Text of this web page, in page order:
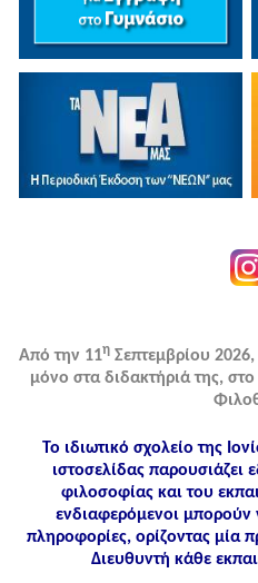
Από την 11η Σεπτεμβρίου 2026,
μόνο στα διδακτήριά της,
Το ιδιωτικό σχολείο της
ιστοσελίδας παρουσιάζει
φιλοσοφίας και του
ενδιαφερόμενοι μπορούν
πληροφορίες, ορίζοντας μία
Διευθυντή κάθε